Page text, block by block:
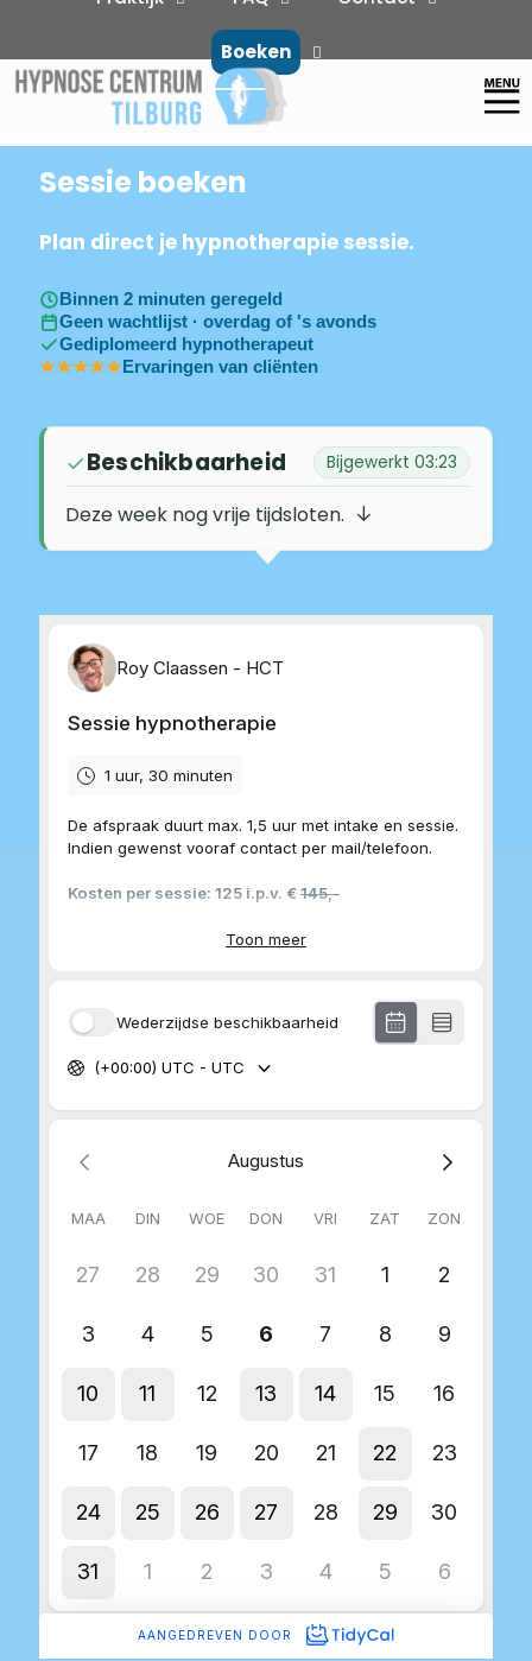
Boeken
Sessie boeken
Plan direct je hypnotherapie sessie.
Binnen 2 minuten geregeld
Geen wachtlijst · overdag of 's avonds
Gediplomeerd hypnotherapeut
★★★★★Ervaringen van cliënten
Beschikbaarheid Bijgewerkt 03:23
Deze week nog vrije tijdsloten. ↓